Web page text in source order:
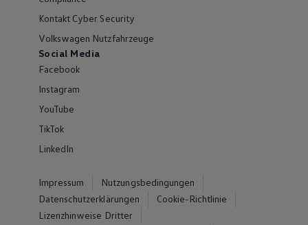
Kontakt Cyber Security
Volkswagen Nutzfahrzeuge
Social Media
Facebook
Instagram
YouTube
TikTok
LinkedIn
Impressum
Nutzungsbedingungen
Datenschutzerklärungen
Cookie-Richtlinie
Lizenzhinweise Dritter